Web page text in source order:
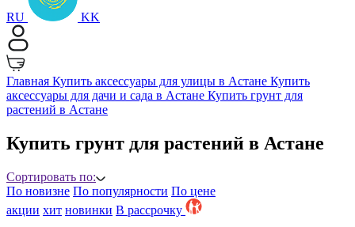
RU KK
Главная Купить аксессуары для улицы в Астане Купить
аксессуары для дачи и сада в Астане Купить грунт для
растений в Астане
Купить грунт для растений в Астане
Сортировать по:
По новизне По популярности По цене
акции хит новинки B рассрочку